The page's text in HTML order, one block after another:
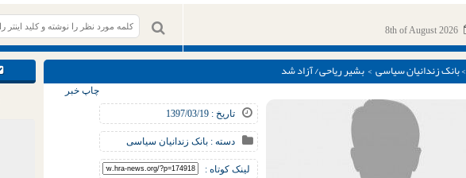
8th of August 2026
>بانک زندانیان سیاسی> بشیر ریاحی/ آزاد شد
تاریخ : 1397/03/19
دسته : بانک زندانیان سیاسی
لینک کوتاه :
چاپ خبر